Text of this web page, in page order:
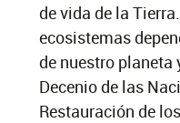
de vida de la
ecosistemas
de nuestro planeta
Decenio de las
Restauración de